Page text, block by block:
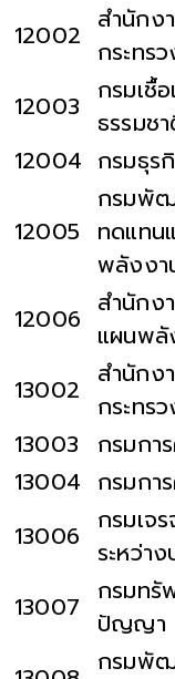
12002 สำนักง
กระทร
12003 กรมเชื้
ธรรมช
12004 กรมธุร
12005
กรมพั
ทดแทน
พลังงา
12006 สำนักง
แผนพลั
13002 สำนักง
กระทร
13003
กรมกา
13004 กรมกา
13006 กรมเจ
ระหว่าง
13007 กรมทรั
ปัญญา
กรมพัฒ